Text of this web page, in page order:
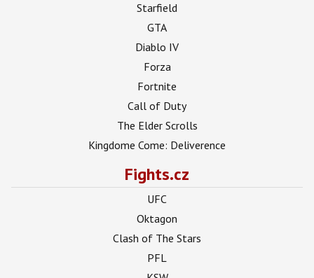
Starfield
GTA
Diablo IV
Forza
Fortnite
Call of Duty
The Elder Scrolls
Kingdome Come: Deliverence
Fights.cz
UFC
Oktagon
Clash of The Stars
PFL